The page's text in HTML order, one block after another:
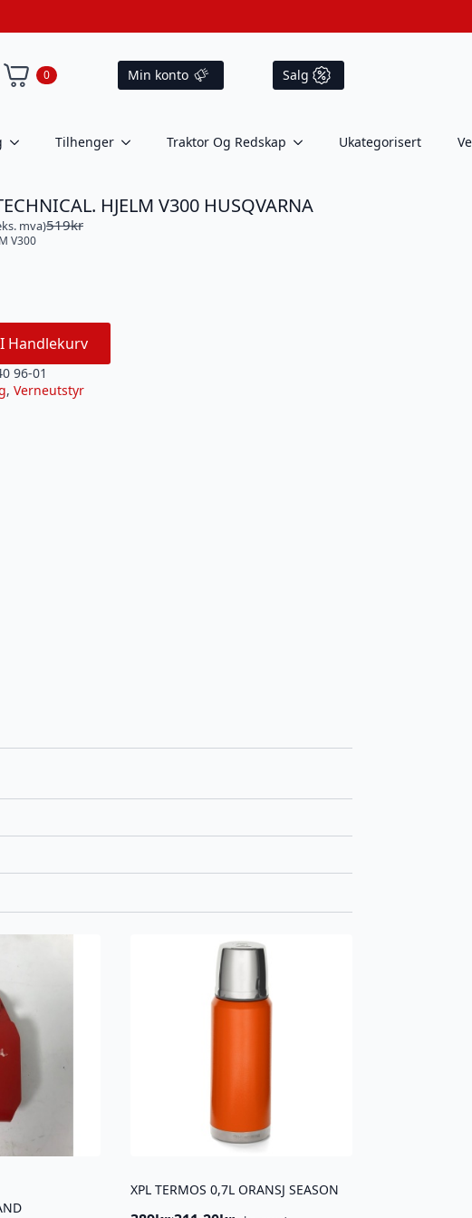
0 Min konto Salg
Tilhenger Traktor Og Redskap Ukategorisert
HJELM V300 HUSQVARNA
519kr
mva)
V300
Handlekurv
96-01
, Verneutstyr
XPL TERMOS 0,7L ORANSJ SEASON